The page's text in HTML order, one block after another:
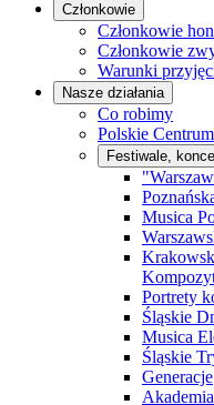
Członkowie
Członkowie
Członkowie
Warunki
Nasze działania
Co robimy
Polskie
Festiwale,
Musica
Portrety
Śląskie
Musica
Śląskie
Generacje